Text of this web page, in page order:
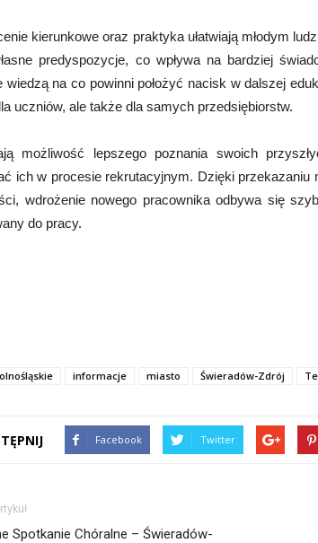
kierunkowe oraz praktyka ułatwiają młodym
predyspozycje, co wpływa na bardziej
wiedzą na co powinni położyć nacisk w dalszej
uczniów, ale także dla samych przedsiębiorstw.
możliwość lepszego poznania swoich
ich w procesie rekrutacyjnym. Dzięki przekazaniu
wdrożenie nowego pracownika odbywa się
do pracy.
informacje miasto Świeradów-Zdrój
Facebook Twitter
Spotkanie Chóralne – Świeradów-